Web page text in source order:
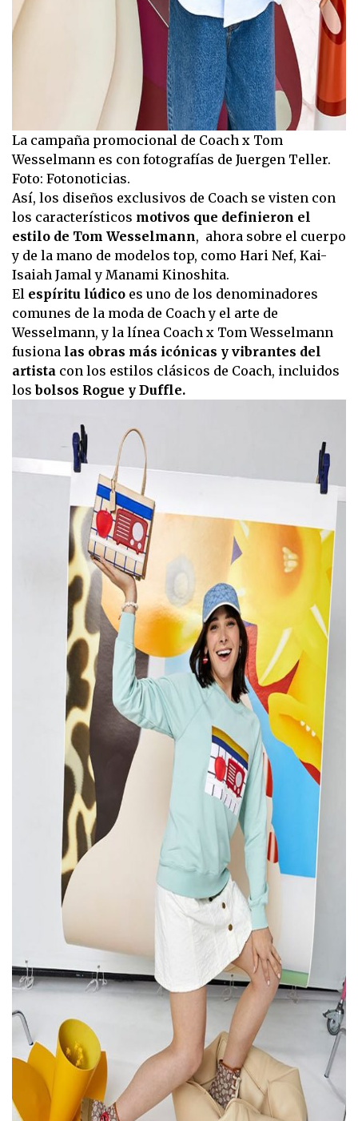
La campaña promocional de Coach x Tom
Wesselmann es con fotografías de Juergen Teller.
Foto: Fotonoticias.
Así, los diseños exclusivos de Coach se visten con
los característicos motivos que definieron el
estilo de Tom Wesselmann, ahora sobre el cuerpo
y de la mano de modelos top, como Hari Nef, Kai-
Isaiah Jamal y Manami Kinoshita.
El espíritu lúdico es uno de los denominadores
comunes de la moda de Coach y el arte de
Wesselmann, y la línea Coach x Tom Wesselmann
fusiona las obras más icónicas y vibrantes del
artista con los estilos clásicos de Coach, incluidos
losbolsos Rogue y Duffle.